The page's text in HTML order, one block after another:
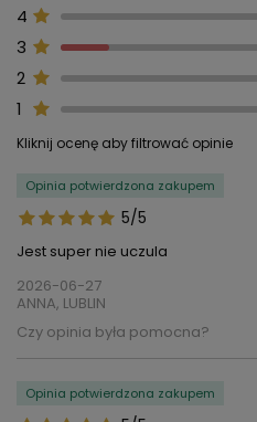
4
3
2
1
Kliknij ocenę aby filtrować opinie
5/5
Opinia potwierdzona zakupem
Jest super nie uczula
2026-06-27
ANNA, LUBLIN
Czy opinia była pomocna?
Opinia potwierdzona zakupem